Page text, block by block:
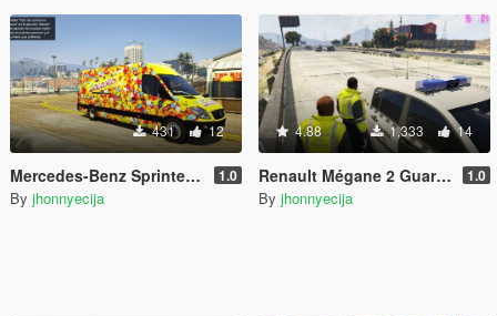
431 12
Mercedes-Benz Sprinter Lacasitos España 1.0
By jhonnyecija
4.88 1,333 14
Renault Mégane 2 Guardia Civil España 1.0
By jhonnyecija